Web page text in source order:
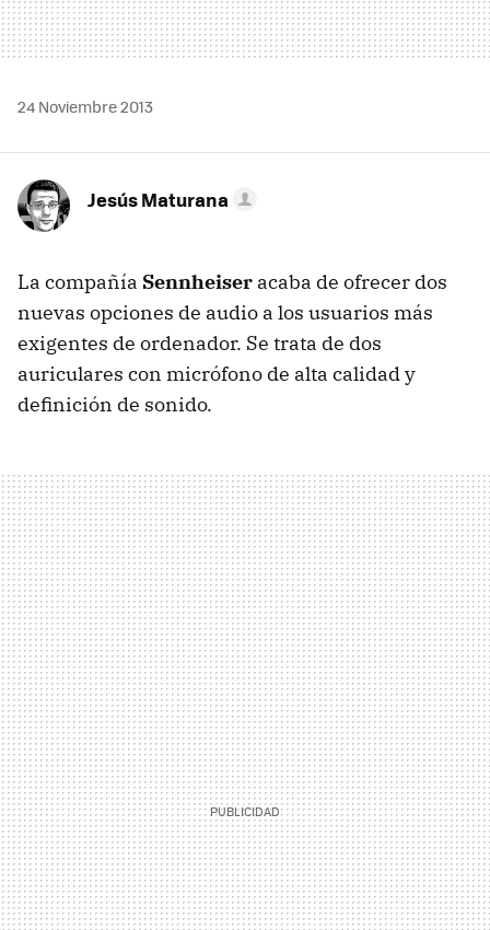
24 Noviembre 2013
Jesús Maturana
La compañía Sennheiser acaba de ofrecer dos
nuevas opciones de audio a los usuarios más
exigentes de ordenador. Se trata de dos
auriculares con micrófono de alta calidad y
definición de sonido.